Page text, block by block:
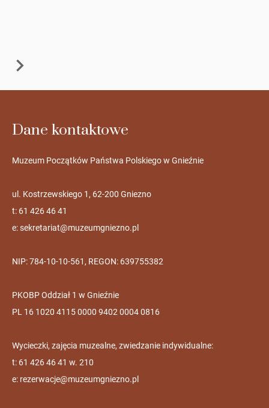
Dane kontaktowe
Muzeum Początków Państwa Polskiego w Gnieźnie
ul. Kostrzewskiego 1, 62-200 Gniezno
t: 61 426 46 41
e:sekretariat@muzeumgniezno.pl
NIP: 784-10-10-561, REGON: 639755382
PKOBP Oddział 1 w Gnieźnie
PL 16 1020 4115 0000 9402 0004 0816
Wycieczki, zajęcia muzealne, zwiedzanie indywidualne:
t: 61 426 46 41 w. 210
e: rezerwacje@muzeumgniezno.pl